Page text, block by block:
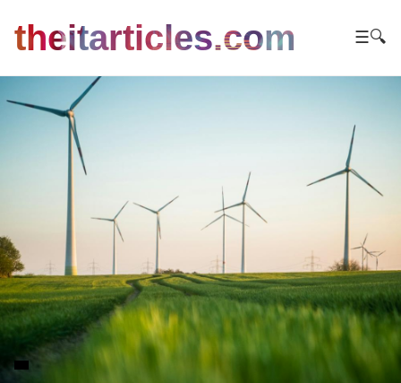
theitarticles.com ☰🔍